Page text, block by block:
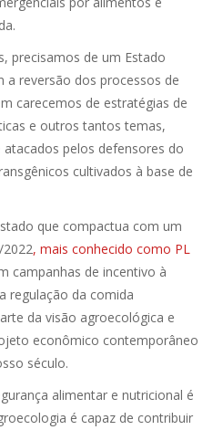
precisamos de um Estado
a reversão dos processos de
carecemos de estratégias de
e outros tantos temas,
pelos defensores do
cultivados à base de
que compactua com um
, mais conhecido como PL
campanhas de incentivo à
regulação da comida
da visão agroecológica e
econômico contemporâneo
século.
alimentar e nutricional é
é capaz de contribuir